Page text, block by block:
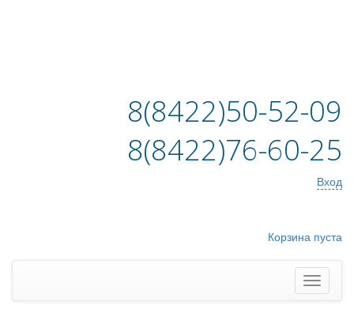
8(8422)50-52-09
8(8422)76-60-25
Вход
Корзина пуста